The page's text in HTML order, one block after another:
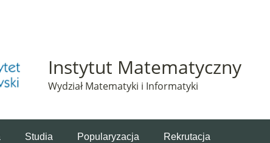
Instytut Matematyczny
Wydział Matematyki i Informatyki
Studia Popularyzacja Rekrutacja